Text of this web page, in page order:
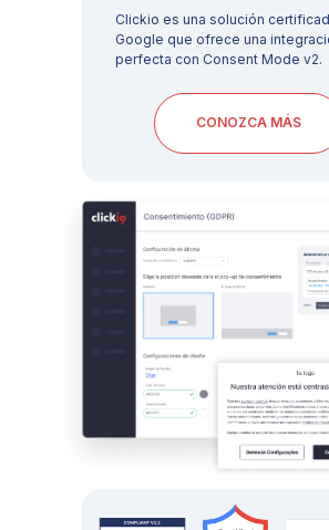
Clickio es una solución
Google que ofrece una
perfecta con Consent Mode v2.
CONOZCA MÁS